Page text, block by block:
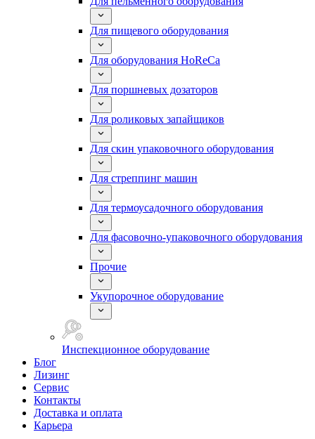
Для пищевого оборудования
Для оборудования HoReCa
Для поршневых дозаторов
Для роликовых запайщиков
Для скин упаковочного оборудования
Для стреппинг машин
Для термоусадочного оборудования
Для фасовочно-упаковочного оборудования
Прочие
Укупорочное оборудование
Инспекционное оборудование
Блог
Лизинг
Сервис
Контакты
Доставка и оплата
Карьера